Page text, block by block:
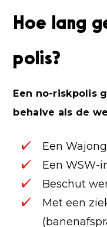
Hoe lang
polis?
Een no-riskpolis
behalve als de
Een
Een WSW-
Beschut
Met een